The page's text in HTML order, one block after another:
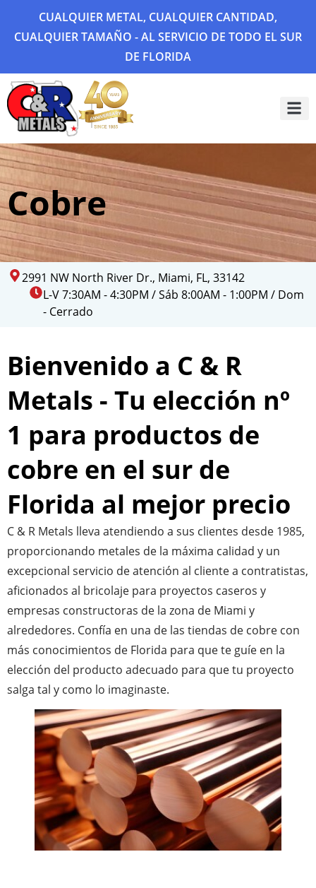
CUALQUIER METAL, CUALQUIER CANTIDAD,
CUALQUIER TAMAÑO - AL SERVICIO DE TODO EL SUR
DE FLORIDA
Cobre
2991 NW North River Dr., Miami, FL, 33142
L-V 7:30AM - 4:30PM / Sáb 8:00AM - 1:00PM / Dom
- Cerrado
Bienvenido a C & R
Metals - Tu elección nº
1 para productos de
cobre en el sur de
Florida al mejor precio
C & R Metals lleva atendiendo a sus clientes desde 1985,
proporcionando metales de la máxima calidad y un
excepcional servicio de atención al cliente a contratistas,
aficionados al bricolaje para proyectos caseros y
empresas constructoras de la zona de Miami y
alrededores. Confía en una de las tiendas de cobre con
más conocimientos de Florida para que te guíe en la
elección del producto adecuado para que tu proyecto
salga tal y como lo imaginaste.